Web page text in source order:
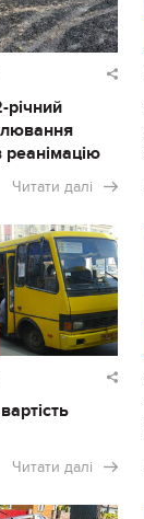
річний
реанімацію
Читати далі
Читати далі